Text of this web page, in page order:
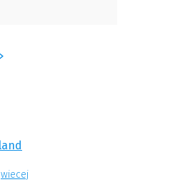
wiecej